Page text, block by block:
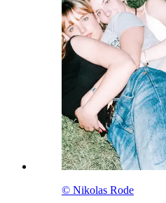
© Nikolas Rode